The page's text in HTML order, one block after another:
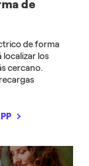
de
de forma
localizar los
cercano.